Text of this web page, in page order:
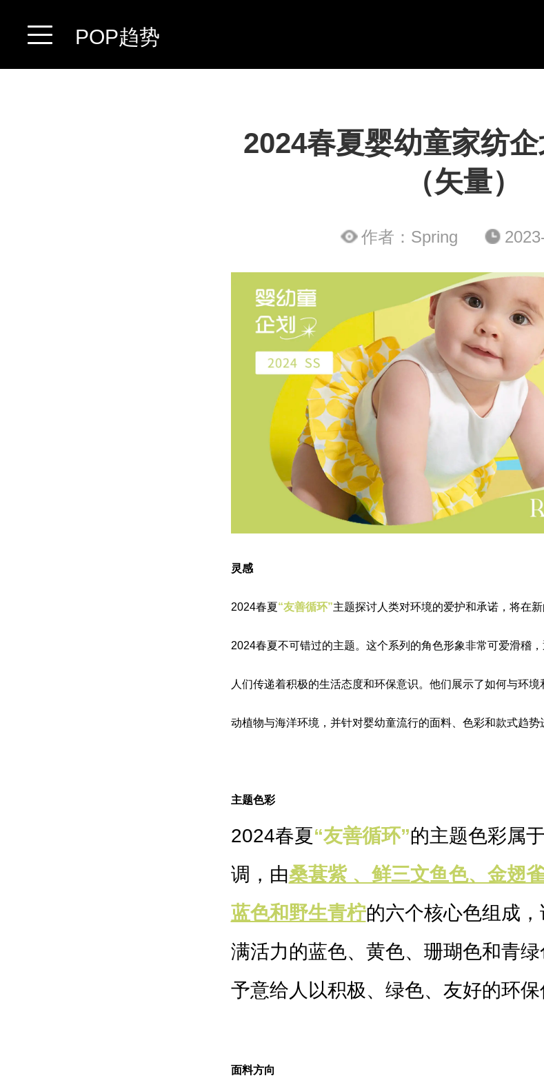
POP趋势
2024春夏婴幼童家纺
（矢量）
作者：Spring
灵感
2024春夏“友善循环”主题探讨人类对环境的爱护和承诺，将在
2024春夏不可错过的主题。这个系列的角色形象非常可爱滑稽
人们传递着积极的生活态度和环保意识。他们展示了如何与环
动植物与海洋环境，并针对婴幼童流行的面料、色彩和款式趋势
主题色彩
2024春夏“友善循环”的主题色彩属
调，由桑葚紫 、鲜三文鱼色、金翅
蓝色和野生青柠的六个核心色组成
满活力的蓝色、黄色、珊瑚色和青绿
予意给人以积极、绿色、友好的环保
面料方向